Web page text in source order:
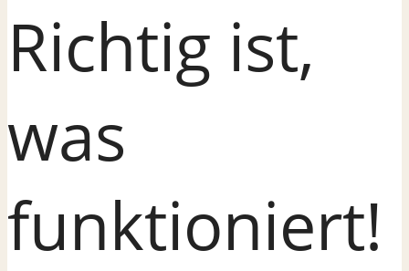
Richtig ist,
was
funktioniert!